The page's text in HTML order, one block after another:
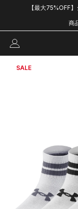
【最大75%OFF
商
SALE